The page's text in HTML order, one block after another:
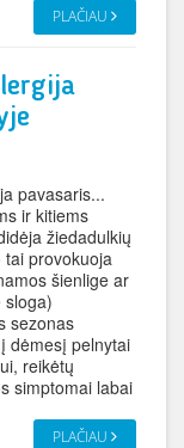
PLAČIAU
pavasaris...
ir kitiems
žiedadulkių
provokuoja
šienlige ar
sloga)
sezonas
dėmesį pelnytai
reikėtų
simptomai labai
PLAČIAU